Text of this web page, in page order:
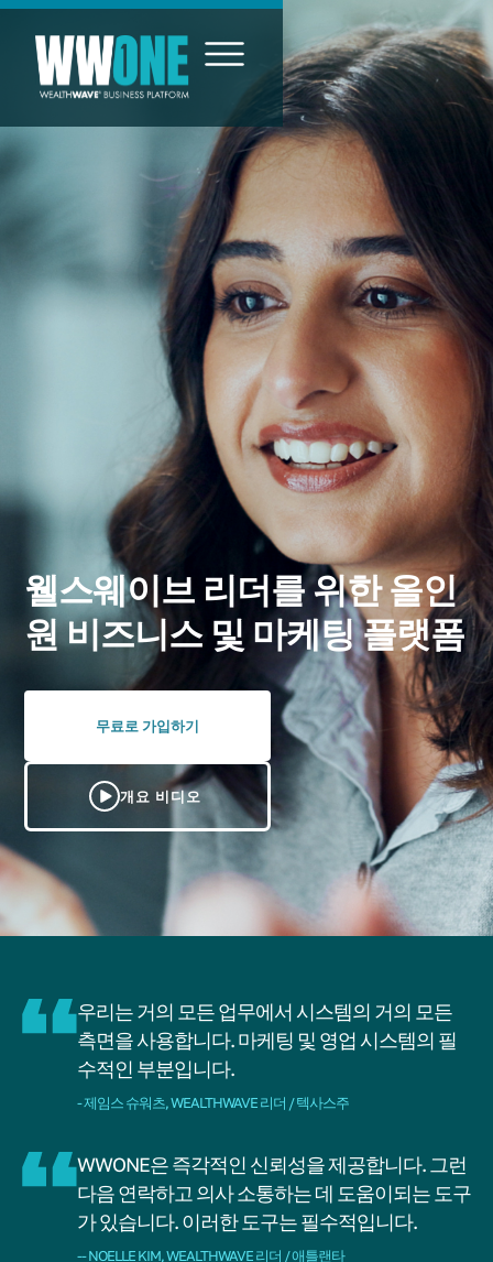
웰스웨이브 리더를 위한 올인
원 비즈니스 및 마케팅 플랫폼
무료로 가입하기
개요 비디오
우리는 거의 모든 업무에서 시스템의 거의 모든
측면을 사용합니다. 마케팅 및 영업 시스템의 필
수적인 부분입니다.
- 제임스 슈워츠, WEALTHWAVE 리더 / 텍사스주
WWONE은 즉각적인 신뢰성을 제공합니다. 그런
다음 연락하고 의사 소통하는 데 도움이되는 도구
가 있습니다. 이러한 도구는 필수적입니다.
-- NOELLE KIM, WEALTHWAVE 리더 / 애틀랜타